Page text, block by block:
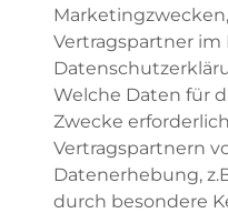
Vertragspartner im
Welche Daten für
Zwecke
Vertragspartnern
Datenerhebung,
durch besondere